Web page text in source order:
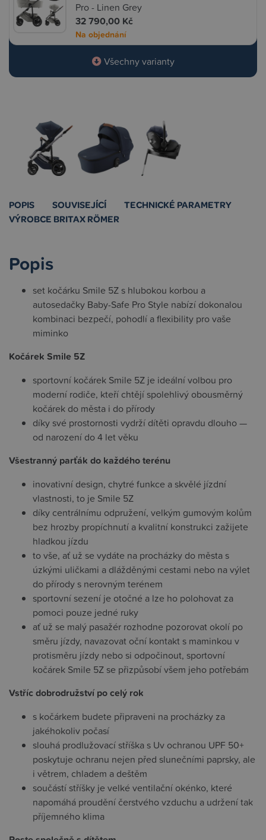
Pro - Linen Grey
32 790,00 Kč
Na objednání
Všechny varianty
POPIS SOUVISEJÍCÍ
TECHNICKÉ PARAMETRY
VÝROBCE BRITAX RÖMER
Popis
set kočárku Smile 5Z s hlubokou korbou a
autosedačky Baby-Safe Pro Style nabízí dokonalou
kombinaci bezpečí, pohodlí a flexibility pro vaše
miminko
Kočárek Smile 5Z
sportovní kočárek Smile 5Z je ideální volbou pro
moderní rodiče, kteří chtějí spolehlivý obousměrný
kočárek do města i do přírody
díky své prostornosti vydrží dítěti opravdu dlouho —
od narození do 4 let věku
Všestranný parťák do každého terénu
inovativní design, chytré funkce a skvělé jízdní
vlastnosti, to je Smile 5Z
díky centrálnímu odpružení, velkým gumovým kolům
bez hrozby propíchnutí a kvalitní konstrukci zažijete
hladkou jízdu
to vše, ať už se vydáte na procházky do města s
úzkými uličkami a dlážděnými cestami nebo na výlet
do přírody s nerovným terénem
sportovní sezení je otočné a lze ho polohovat za
pomoci pouze jedné ruky
ať už se malý pasažér rozhodne pozorovat okolí po
směru jízdy, navazovat oční kontakt s maminkou v
protisměru jízdy nebo si odpočinout, sportovní
kočárek Smile 5Z se přizpůsobí všem jeho potřebám
Vstříc dobrodružství po celý rok
s kočárkem budete připraveni na procházky za
jakéhokoliv počasí
slouhá prodlužovací stříška s Uv ochranou UPF 50+
poskytuje ochranu nejen před slunečními paprsky, ale
i větrem, chladem a deštěm
součástí stříšky je velké ventilační okénko, které
napomáhá proudění čerstvého vzduchu a udržení tak
příjemného klima